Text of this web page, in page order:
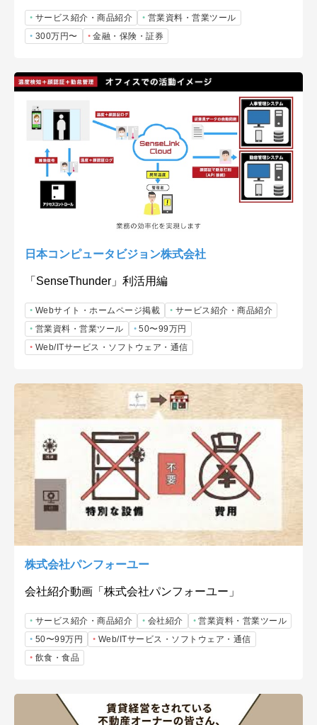
サービス紹介・商品紹介
営業資料・営業ツール
300万円〜
金融・保険・証券
日本コンピュータビジョン株式会社
「SenseThunder」利活用編
Webサイト・ホームページ掲載
サービス紹介・商品紹介
営業資料・営業ツール
50〜99万円
Web/ITサービス・ソフトウェア・通信
株式会社パンフォーユー
会社紹介動画「株式会社パンフォーユー」
サービス紹介・商品紹介 会社紹介
営業資料・営業ツール
50〜99万円
Web/ITサービス・ソフトウェア・通信
飲食・食品